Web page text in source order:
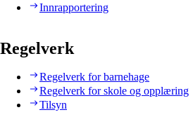
Innrapportering
Regelverk
Regelverk for barnehage
Regelverk for skole og opplæring
Tilsyn